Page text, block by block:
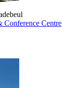
Conference Centre